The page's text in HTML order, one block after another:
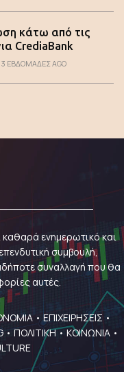
κάτω από τις
CrediaBank
3 ΕΒΔΟΜΆΔΕΣ AGO
καθαρά ενημερωτικό και
συμβουλή,
συναλλαγή που θα
αυτές.
•ΕΠΙΧΕΙΡΗΣΕΙΣ •
• ΠΟΛΙΤΙΚΗ•ΚΟΙΝΩΝΙΑ •